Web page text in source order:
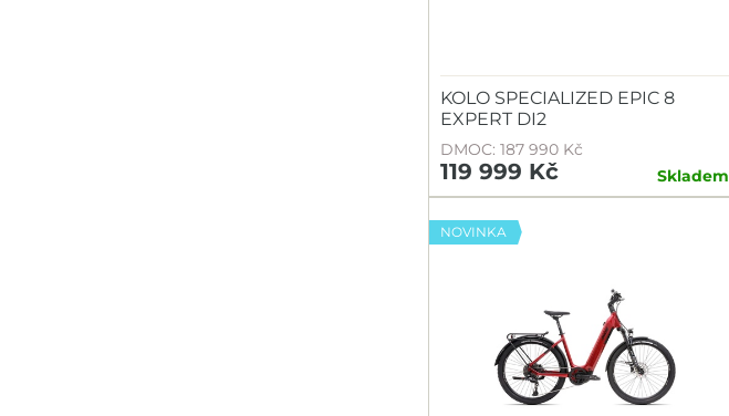
KOLO SPECIALIZED EPIC 8
EXPERT DI2
DMOC: 187 990 Kč
119 999 Kč Skladem
NOVINKA